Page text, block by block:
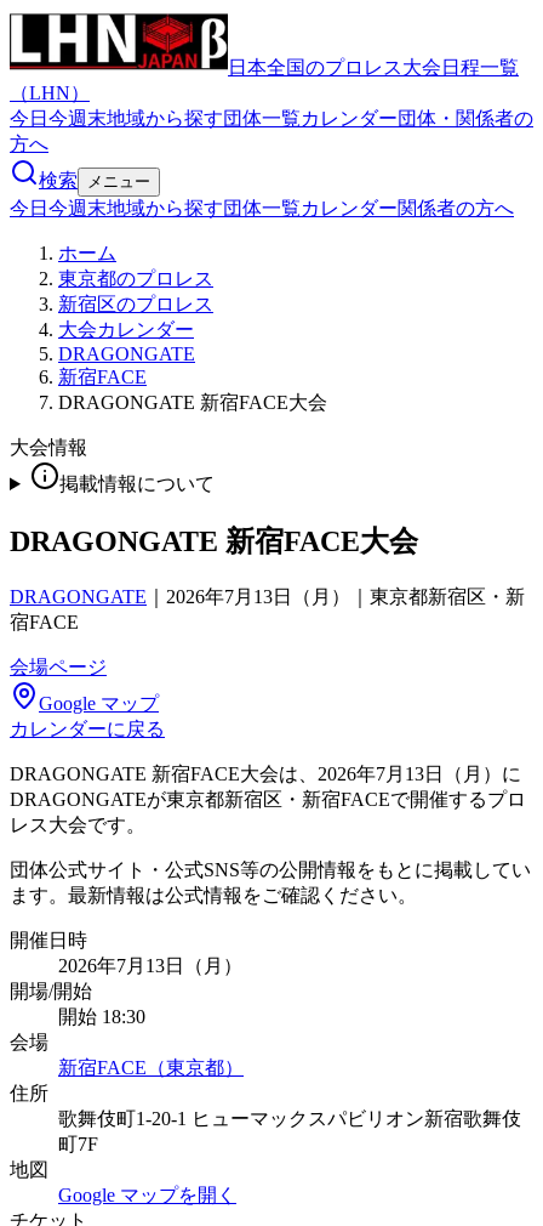
日本全国のプロレス大会日程一覧
（LHN）
今日 今週末地域から探す団体一覧カレンダー団体・関係者の
方へ
検索
メニュー
今日 今週末地域から探す団体一覧カレンダー関係者の方へ
ホーム
東京都のプロレス
新宿区のプロレス
大会カレンダー
DRAGONGATE
新宿FACE
DRAGONGATE 新宿FACE大会
大会情報
掲載情報について
DRAGONGATE 新宿FACE大会
DRAGONGATE
2026年7月13日（月）｜東京都新宿区・新
宿FACE
会場ページ
Google マップ
カレンダーに戻る
DRAGONGATE 新宿FACE大会は、2026年7月13日（月）に
DRAGONGATEが東京都新宿区・新宿FACEで開催するプロ
レス大会です。
団体公式サイト・公式SNS等の公開情報をもとに掲載してい
ます。最新情報は公式情報をご確認ください。
開催日時
2026年7月13日（月）
開場/開始
開始 18:30
会場
新宿FACE（東京都）
住所
歌舞伎町1-20-1 ヒューマックスパビリオン新宿歌舞伎
町7F
地図
Google マップを開く
チケット